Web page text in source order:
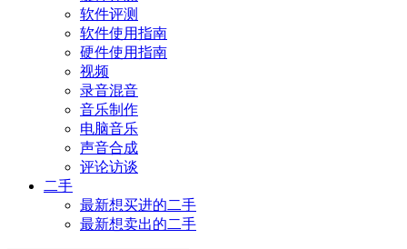
软件评测
软件使用指南
硬件使用指南
视频
录音混音
音乐制作
电脑音乐
声音合成
评论访谈
二手
最新想买进的二手
最新想卖出的二手